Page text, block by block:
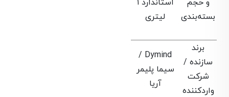
و حجم
بسته‌بندی
استاندارد ۱
لیتری
برند
سازنده /
شرکت
واردکننده
Dymind /
سیما پلیمر
آریا